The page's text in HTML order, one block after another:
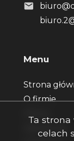
Menu
Strona
O firmie
Zgłoszenia
Ta
celach